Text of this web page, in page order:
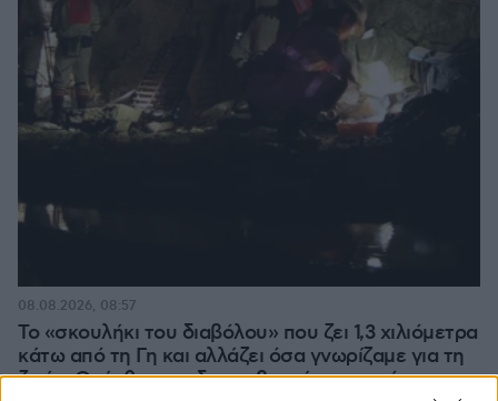
Το «σκουλήκι του διαβόλου» που ζει 1,3 χιλιόμετρα
κάτω από τη Γη και αλλάζει όσα γνωρίζαμε για τη
ζωή: «Οι άνθρωποι δεν κυβερνάμε τον κόσμο»
08.08.2026, 08:57